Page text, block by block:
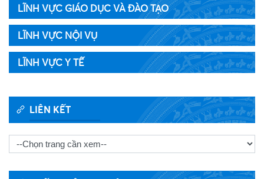
LĨNH VỰC GIÁO DỤC VÀ ĐÀO TẠO
LĨNH VỰC NỘI VỤ
LĨNH VỰC Y TẾ
LIÊN KẾT